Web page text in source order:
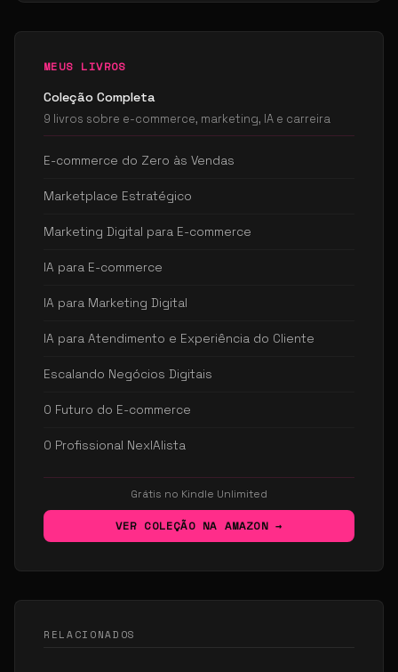
MEUS LIVROS
Coleção Completa
9 livros sobre e-commerce, marketing, IA e carreira
E-commerce do Zero às Vendas
Marketplace Estratégico
Marketing Digital para E-commerce
IA para E-commerce
IA para Marketing Digital
IA para Atendimento e Experiência do Cliente
Escalando Negócios Digitais
O Futuro do E-commerce
O Profissional NexIAlista
Grátis no Kindle Unlimited
VER COLEÇÃO NA AMAZON →
RELACIONADOS